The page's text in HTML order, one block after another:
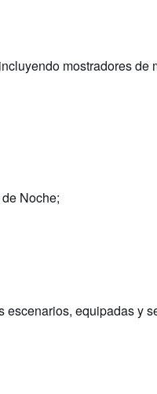
mostradores de
Noche;
equipadas y